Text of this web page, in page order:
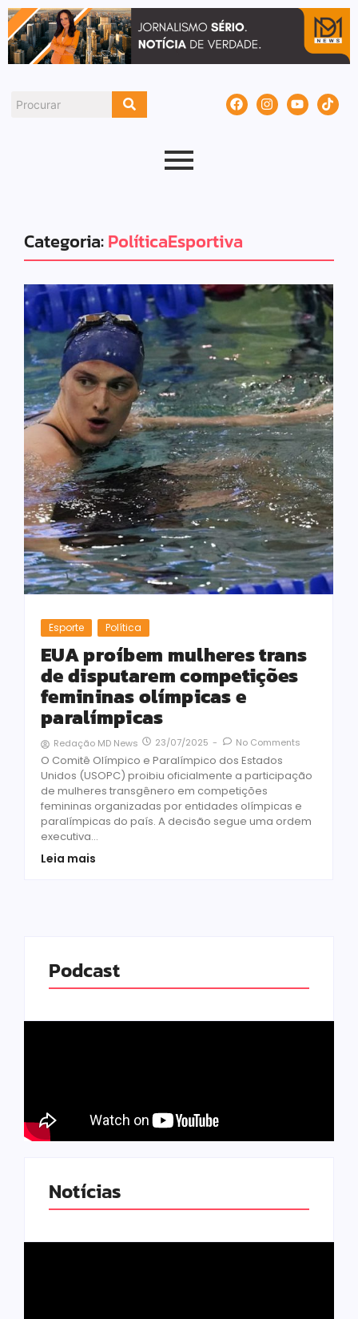
Categoria:PolíticaEsportiva
Esporte Política
EUA proíbem mulheres trans
de disputarem competições
femininas olímpicas e
paralímpicas
Redação MD News 23/07/2025 - No Comments
O Comitê Olímpico e Paralímpico dos Estados
Unidos (USOPC) proibiu oficialmente a participação
de mulheres transgênero em competições
femininas organizadas por entidades olímpicas e
paralímpicas do país. A decisão segue uma ordem
executiva...
Leia mais
Podcast
Notícias